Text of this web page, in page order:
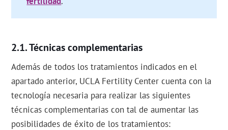
Técnicas complementarias
Además de todos los tratamientos indicados en el
apartado anterior, UCLA Fertility Center cuenta con la
tecnología necesaria para realizar las siguientes
técnicas complementarias con tal de aumentar las
posibilidades de éxito de los tratamientos: